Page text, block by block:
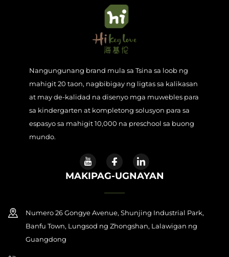
Nangungunang brand mula sa Tsina sa loob ng
mahigit 20 taon, nagbibigay ng ligtas sa kalikasan
at may de-kalidad na disenyo mga muwebles para
sa kindergarten at kompletong solusyon para sa
espasyo sa mahigit 10,000 na preschool sa buong
mundo.
MAKIPAG-UGNAYAN
Numero 26 Gongye Avenue, Shunjing Industrial Park,
Banfu Town, Lungsod ng Zhongshan, Lalawigan ng
Guangdong